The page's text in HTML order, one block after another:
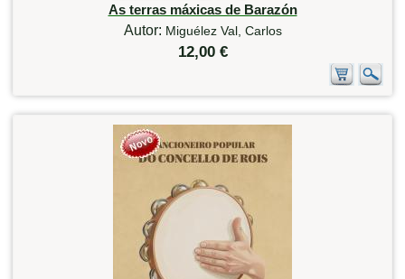
As terras máxicas de Barazón
Autor: Miguélez Val, Carlos
12,00 €